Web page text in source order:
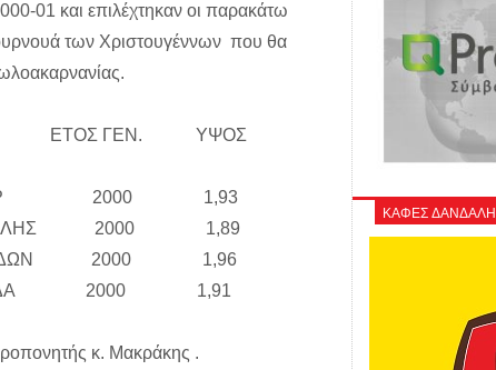
01 και επιλέχτηκαν οι παρακάτω
των Χριστουγέννων που θα
ΓΕΝ. ΥΨΟΣ
ΑΓΟΡ 2000 1,93
2000 1,89
ΚΥΔΩΝ 2000 1,96
2000 1,91
κ. Μακράκης .
ΚΑΦΕΣ ΔΑΝΔΑΛΗ